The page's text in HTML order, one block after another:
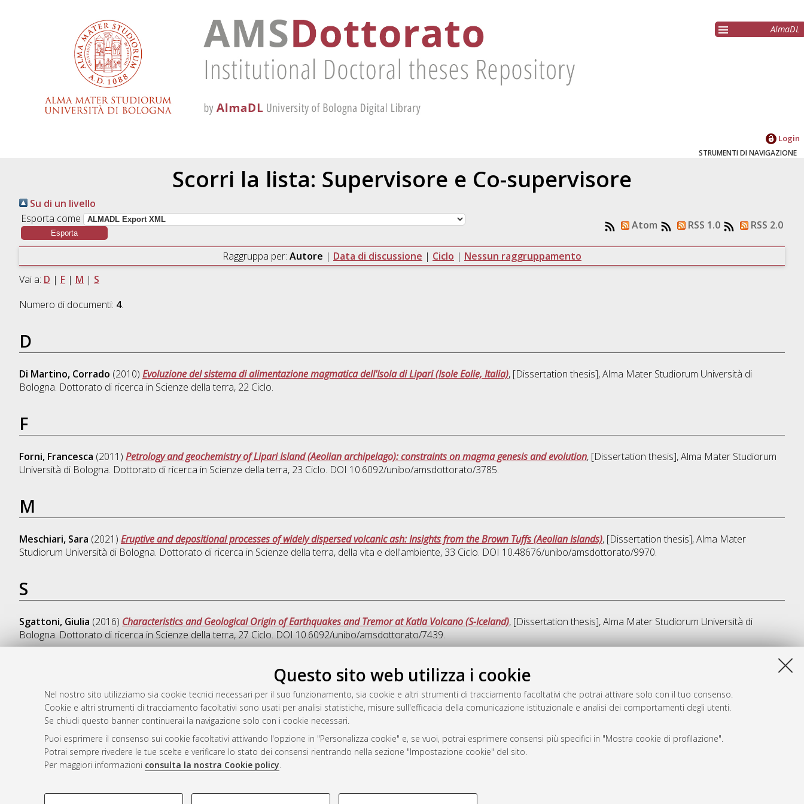
Questo sito web utilizza i cookie
Nel nostro sito utilizziamo sia cookie tecnici necessari per il suo funzionamento, sia cookie e altri strumenti di tracciamento facoltativi che potrai attivare solo con il tuo consenso.
Cookie e altri strumenti di tracciamento facoltativi sono usati per analisi statistiche, misure sull'efficacia della comunicazione istituzionale e analisi dei comportamenti degli utenti.
Se chiudi questo banner continuerai la navigazione solo con i cookie necessari.
Puoi esprimere il consenso sui cookie facoltativi attivando l'opzione in "Personalizza cookie" e, se vuoi, potrai esprimere consensi più specifici in "Mostra cookie di profilazione".
Potrai sempre rivedere le tue scelte e verificare lo stato dei consensi rientrando nella sezione "Impostazione cookie" del sito.
Per maggiori informazioni consulta la nostra Cookie policy.
COOKIE DI PROFILAZIONE - FACOLTATIVI COOKIE TECNICI - NECESSARI
AlmaDL
Login
STRUMENTI DI NAVIGAZIONE
Scorri la lista: Supervisore e Co-supervisore
Su di un livello
Esporta come
Atom RSS 1.0 RSS 2.0
Raggruppa per: Autore | Data di discussione | Ciclo | Nessun raggruppamento
Vai a: D | F| M | S
Numero di documenti: 4.
D
Di Martino, Corrado (2010) Evoluzione del sistema di alimentazione magmatica dell'Isola di Lipari (Isole Eolie, Italia), [Dissertation thesis], Alma Mater Studiorum Università di
Bologna. Dottorato di ricerca in Scienze della terra, 22 Ciclo.
F
Forni, Francesca (2011) Petrology and geochemistry of Lipari Island (Aeolian archipelago): constraints on magma genesis and evolution, [Dissertation thesis], Alma Mater Studiorum
Università di Bologna. Dottorato di ricerca in Scienze della terra, 23 Ciclo. DOI 10.6092/unibo/amsdottorato/3785.
M
Meschiari, Sara (2021) Eruptive and depositional processes of widely dispersed volcanic ash: Insights from the Brown Tuffs (Aeolian Islands), [Dissertation thesis], Alma Mater
Studiorum Università di Bologna. Dottorato di ricerca in Scienze della terra, della vita e dell'ambiente, 33 Ciclo. DOI 10.48676/unibo/amsdottorato/9970.
S
Sgattoni, Giulia (2016) Characteristics and Geological Origin of Earthquakes and Tremor at Katla Volcano (S-Iceland), [Dissertation thesis], Alma Mater Studiorum Università di
Bologna. Dottorato di ricerca in Scienze della terra, 27 Ciclo. DOI 10.6092/unibo/amsdottorato/7439.
Fri Aug 7 20:44:31 2026 CEST.
Atom
Rss 1.0
Rss 2.0
AMS Dottorato
ISSN: 2038-7946
Servizio implementato e gestito da
Impostazioni Cookie
Informativa sulla privacy
Condizioni d’uso del sito